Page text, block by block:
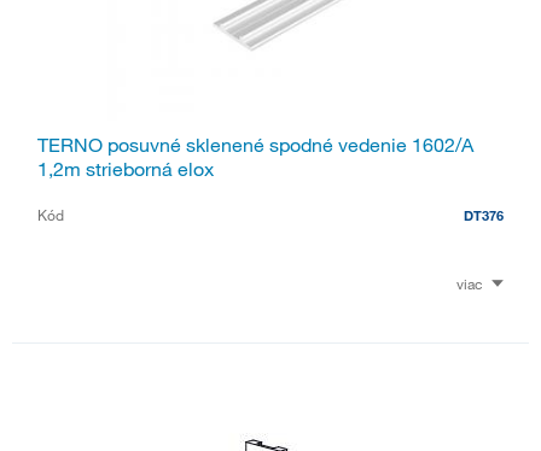
TERNO posuvné sklenené spodné vedenie 1602/A
1,2m strieborná elox
Kód DT376
viac